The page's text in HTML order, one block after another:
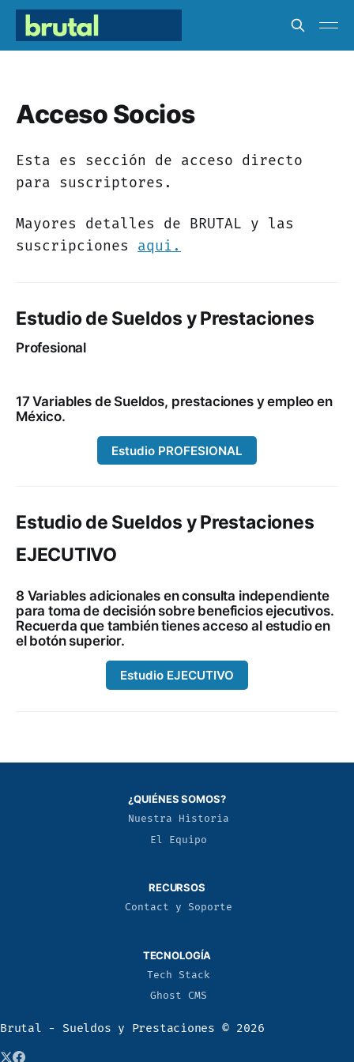
Acceso Socios
Esta es sección de acceso directo
para suscriptores.
Mayores detalles de BRUTAL y las
suscripciones aqui.
Estudio de Sueldos y Prestaciones
Profesional
17 Variables de Sueldos, prestaciones y empleo en
México.
Estudio PROFESIONAL
Estudio de Sueldos y Prestaciones
EJECUTIVO
8 Variables adicionales en consulta independiente
para toma de decisión sobre beneficios ejecutivos.
Recuerda que también tienes acceso al estudio en
el botón superior.
Estudio EJECUTIVO
¿QUIÉNES SOMOS?
Nuestra Historia
El Equipo
RECURSOS
Contact y Soporte
TECNOLOGÍA
Tech Stack
Ghost CMS
Brutal - Sueldos y Prestaciones © 2026